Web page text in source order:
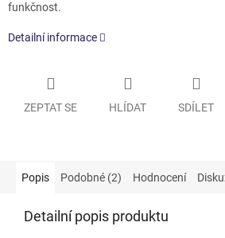
funkčnost.
Detailní informace
ZEPTAT SE HLÍDAT SDÍLET
Popis Podobné (2) Hodnocení
Detailní popis produktu